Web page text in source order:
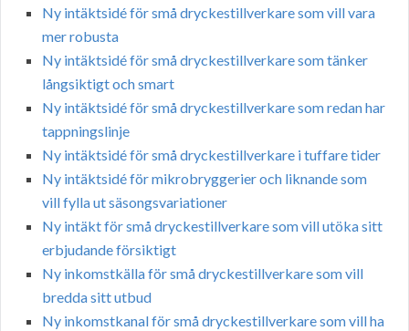
Ny intäktsidé för små dryckestillverkare som vill vara
mer robusta
Ny intäktsidé för små dryckestillverkare som tänker
långsiktigt och smart
Ny intäktsidé för små dryckestillverkare som redan har
tappningslinje
Ny intäktsidé för små dryckestillverkare i tuffare tider
Ny intäktsidé för mikrobryggerier och liknande som
vill fylla ut säsongsvariationer
Ny intäkt för små dryckestillverkare som vill utöka sitt
erbjudande försiktigt
Ny inkomstkälla för små dryckestillverkare som vill
bredda sitt utbud
Ny inkomstkanal för små dryckestillverkare som vill ha